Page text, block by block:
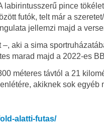
pince
futók, telt már a
jellemzi majd a
aki a sima
marad majd a 2022-es
méteres távtól a 21
akiknek sok egyéb
alatti-futas/